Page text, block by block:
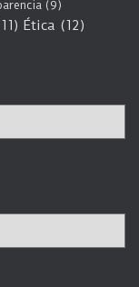
(9)
Ética (12)